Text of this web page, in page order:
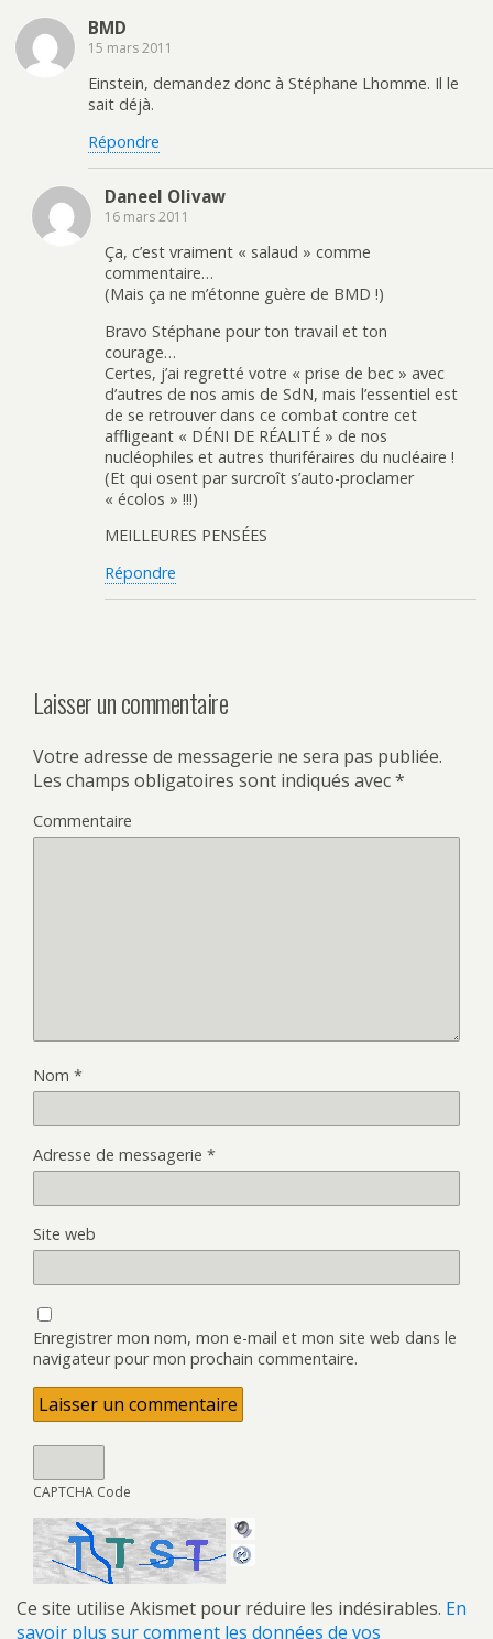
BMD
15 mars 2011
Einstein, demandez donc à Stéphane Lhomme. Il le
sait déjà.
Répondre
Daneel Olivaw
16 mars 2011
Ça, c’est vraiment « salaud » comme
commentaire…
(Mais ça ne m’étonne guère de BMD !)
Bravo Stéphane pour ton travail et ton
courage…
Certes, j’ai regretté votre « prise de bec » avec
d’autres de nos amis de SdN, mais l’essentiel est
de se retrouver dans ce combat contre cet
affligeant « DÉNI DE RÉALITÉ » de nos
nucléophiles et autres thuriféraires du nucléaire !
(Et qui osent par surcroît s’auto-proclamer
« écolos » !!!)
MEILLEURES PENSÉES
Répondre
Laisser un commentaire
Votre adresse de messagerie ne sera pas publiée.
Les champs obligatoires sont indiqués avec*
Commentaire
Nom *
Adresse de messagerie *
Site web
Enregistrer mon nom, mon e-mail et mon site web dans le
navigateur pour mon prochain commentaire.
CAPTCHA Code
Ce site utilise Akismet pour réduire les indésirables. En
savoir plus sur comment les données de vos